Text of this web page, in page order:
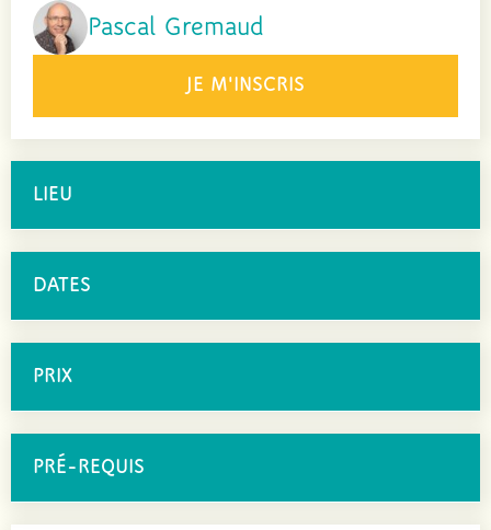
Pascal Gremaud
JE M'INSCRIS
LIEU
DATES
PRIX
PRÉ-REQUIS